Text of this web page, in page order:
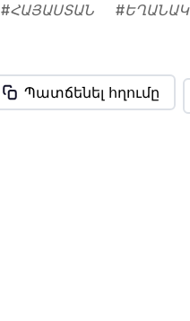
#ՀԱՅԱՍՏԱՆ #ԵՂԱՆԱԿ
Պատճենել հղումը